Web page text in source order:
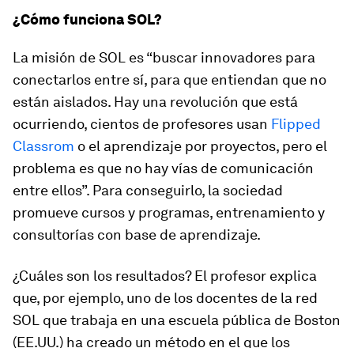
¿Cómo funciona SOL?
La misión de SOL es “buscar innovadores para
conectarlos entre sí, para que entiendan que no
están aislados. Hay una revolución que está
ocurriendo, cientos de profesores usan Flipped
Classrom o el aprendizaje por proyectos, pero el
problema es que no hay vías de comunicación
entre ellos”. Para conseguirlo, la sociedad
promueve cursos y programas, entrenamiento y
consultorías con base de aprendizaje.
¿Cuáles son los resultados? El profesor explica
que, por ejemplo, uno de los docentes de la red
SOL que trabaja en una escuela pública de Boston
(EE.UU.) ha creado un método en el que los